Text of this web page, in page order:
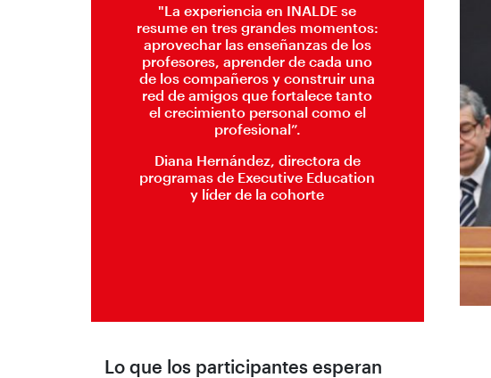
"La experiencia en INALDE se
resume en tres grandes momentos:
aprovechar las enseñanzas de los
profesores, aprender de cada uno
de los compañeros y construir una
red de amigos que fortalece tanto
el crecimiento personal como el
profesional”.
Diana Hernández, directora de
programas de Executive Education
y líder de la cohorte
Lo que los participantes esperan